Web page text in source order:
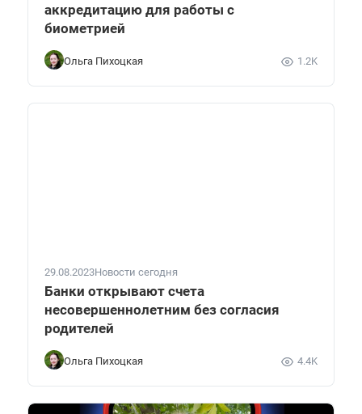
аккредитацию для работы с
биометрией
Ольга Пихоцкая 1.2K
29.08.2023Новости сегодня
Банки открывают счета
несовершеннолетним без согласия
родителей
Ольга Пихоцкая 4.4K